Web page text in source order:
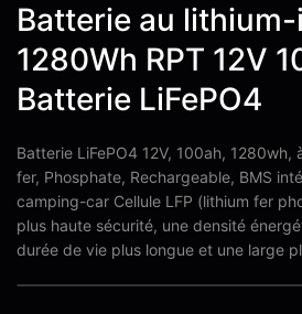
Batterie au lithium-
1280Wh RPT 12V
Batterie LiFePO4
Batterie LiFePO4 12V, 100ah,
fer, Phosphate, Rechargeable, BMS
camping-car Cellule LFP (lithium fer
plus haute sécurité, une densité
durée de vie plus longue et une large